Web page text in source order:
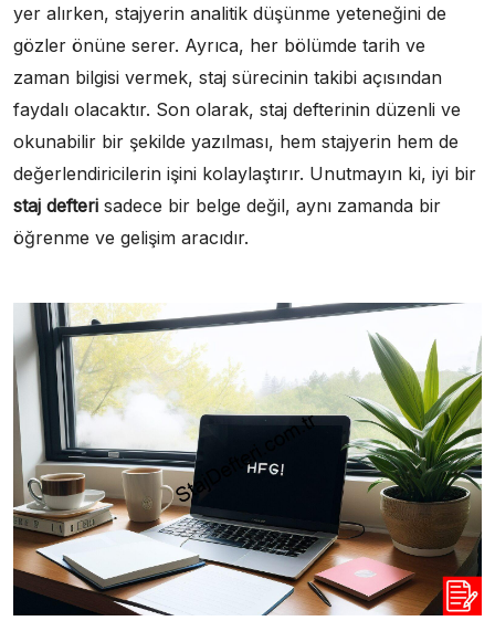
yer alırken, stajyerin analitik düşünme yeteneğini de
gözler önüne serer. Ayrıca, her bölümde tarih ve
zaman bilgisi vermek, staj sürecinin takibi açısından
faydalı olacaktır. Son olarak, staj defterinin düzenli ve
okunabilir bir şekilde yazılması, hem stajyerin hem de
değerlendiricilerin işini kolaylaştırır. Unutmayın ki, iyi bir
staj defteri sadece bir belge değil, aynı zamanda bir
öğrenme ve gelişim aracıdır.